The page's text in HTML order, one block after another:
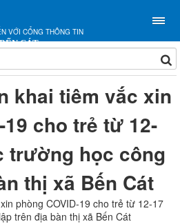
VỚI CỔNG THÔNG TIN
CÁT
khai tiêm vắc xin
19 cho trẻ từ 12-
trường học công
thị xã Bến Cát
phòng COVID-19 cho trẻ từ 12-17
trên địa bàn thị xã Bến Cát